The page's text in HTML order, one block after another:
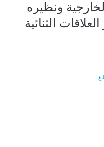
ونظيره
الثنائية